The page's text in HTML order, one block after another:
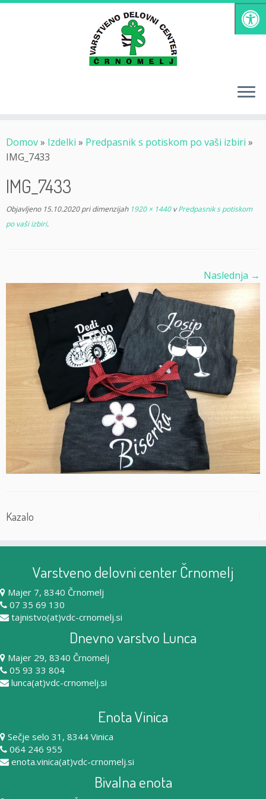
Skoči
Domov» Izdelki » Predpasnik s potiskom po vaši izbiri »
IMG_7433
IMG_7433
Objavljeno 15.10.2020pri dimenzijah1920 × 1440vPredpasnik s potiskom
po vaši izbiri.
Naslednja →
Kazalo
Varstveno delovni center Črnomelj
Majer 7, 8340 Črnomelj
07 35 69 130
tajnistvo(at)vdc-crnomelj.si
Dnevno varstvo Lunca
Majer 29, 8340 Črnomelj
05 93 33 804
lunca(at)vdc-crnomelj.si
Enota Vinica
Sečje selo 31, 8344 Vinica
064 246 955
enota.vinica(at)vdc-crnomelj.si
Bivalna enota